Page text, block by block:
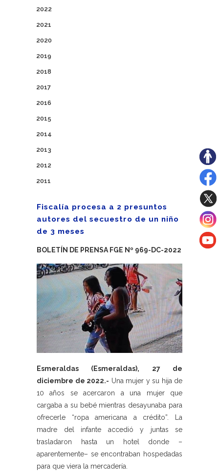
2022
2021
2020
2019
2018
2017
2016
2015
2014
2013
2012
2011
Fiscalía procesa a 2 presuntos
autores del secuestro de un niño
de 3 meses
BOLETÍN DE PRENSA FGE Nº 969-DC-2022
Esmeraldas (Esmeraldas), 27 de
diciembre de 2022.- Una mujer y su hija de
10 años se acercaron a una mujer que
cargaba a su bebé mientras desayunaba para
ofrecerle “ropa americana a crédito”. La
madre del infante accedió y juntas se
trasladaron hasta un hotel donde –
aparentemente– se encontraban hospedadas
para que viera la mercadería.